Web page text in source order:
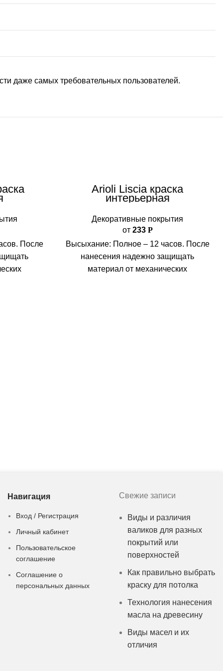
даже самых требовательных пользователей.
После
Arioli Liscia краска
интерьерная
Декоративные покрытия
от 233 Р
Высыхание: Полное – 12 часов. После
нанесения надежно защищать
материал от механических
Навигация
Вход / Регистрация
Личный кабинет
Пользовательское
соглашение
Соглашение о
персональных данных
Свежие записи
Виды и различия
валиков для разных
покрытий или
поверхностей
Как правильно выбрать
краску для потолка
Технология нанесения
масла на древесину
Виды масел и их
отличия